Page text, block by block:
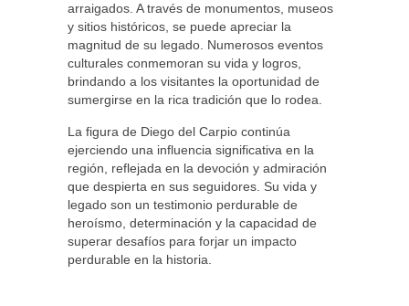
arraigados. A través de monumentos, museos
y sitios históricos, se puede apreciar la
magnitud de su legado. Numerosos eventos
culturales conmemoran su vida y logros,
brindando a los visitantes la oportunidad de
sumergirse en la rica tradición que lo rodea.
La figura de Diego del Carpio continúa
ejerciendo una influencia significativa en la
región, reflejada en la devoción y admiración
que despierta en sus seguidores. Su vida y
legado son un testimonio perdurable de
heroísmo, determinación y la capacidad de
superar desafíos para forjar un impacto
perdurable en la historia.